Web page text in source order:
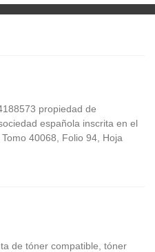
propiedad de
española inscrita en el
40068, Folio 94, Hoja
de tóner compatible, tóner